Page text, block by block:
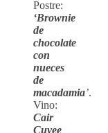
Postre:
‘Brownie
de
chocolate
con
nueces
de
macadamia’.
Vino:
Cair
Cuvee